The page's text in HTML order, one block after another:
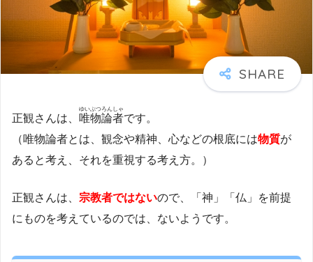
正観さんは、 唯物論者
ゆいぶつろんしゃ
です。
（唯物論者とは、観念や精神、心などの根底には物質が
あると考え、それを重視する考え方。）
正観さんは、 宗教者ではないので、「神」「仏」を前提
にものを考えているのでは、ないようです。